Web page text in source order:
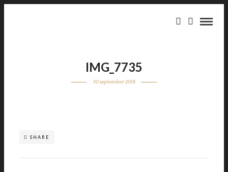
IMG_7735
30 september 2018
SHARE